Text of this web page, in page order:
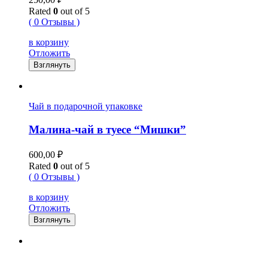
Rated 0 out of 5
( 0 Отзывы )
в корзину
Отложить
Взглянуть
Чай в подарочной упаковке
Малина-чай в туесе “Мишки”
600,00 ₽
Rated 0 out of 5
( 0 Отзывы )
в корзину
Отложить
Взглянуть